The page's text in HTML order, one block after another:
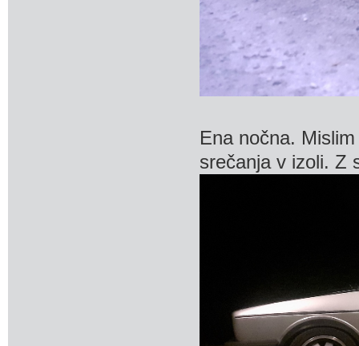
Ena nočna.
srečanja v izoli. Z